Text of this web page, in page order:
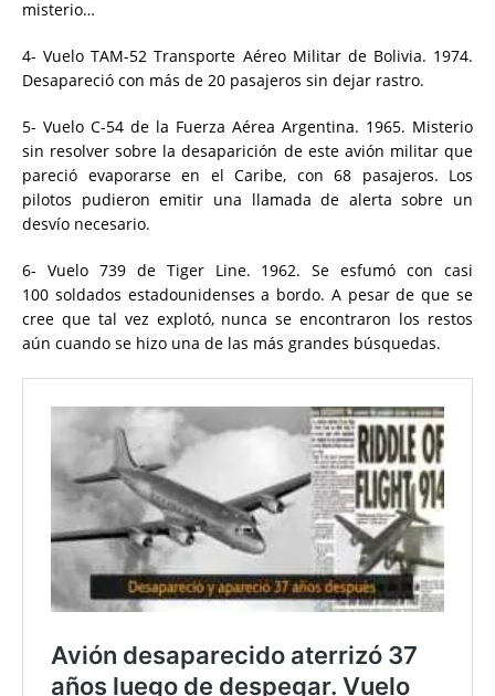
misterio…
4- Vuelo TAM-52 Transporte Aéreo Militar de Bolivia. 1974.
Desapareció con más de 20 pasajeros sin dejar rastro.
5- Vuelo C-54 de la Fuerza Aérea Argentina. 1965. Misterio
sin resolver sobre la desaparición de este avión militar que
pareció evaporarse en el Caribe, con 68 pasajeros. Los
pilotos pudieron emitir una llamada de alerta sobre un
desvío necesario.
6- Vuelo 739 de Tiger Line. 1962. Se esfumó con casi
100 soldados estadounidenses a bordo. A pesar de que se
cree que tal vez explotó, nunca se encontraron los restos
aún cuando se hizo una de las más grandes búsquedas.